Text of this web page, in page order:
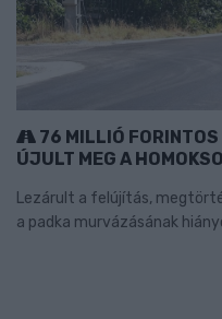
76 MILLIÓ
ÚJULT MEG A
Lezárult a felújítás,
a padka murvázásának